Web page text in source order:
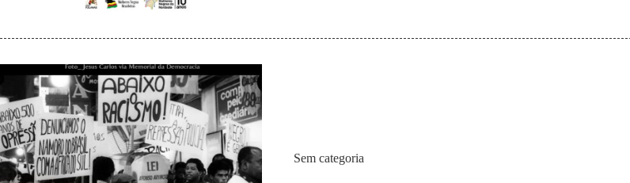
Sem categoria